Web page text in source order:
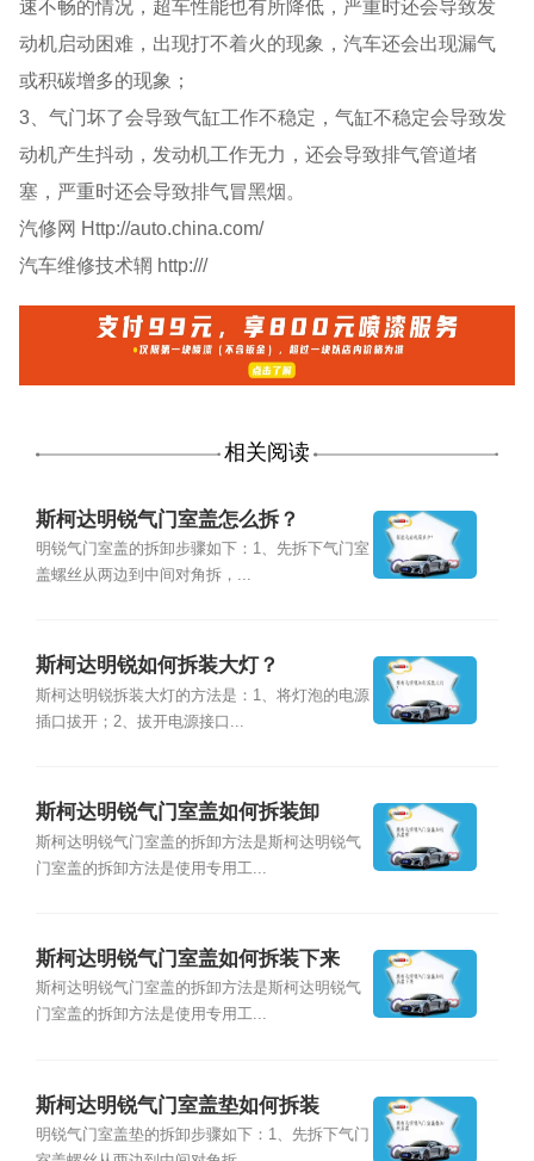
速不畅的情况，超车性能也有所降低，严重时还会导致发
动机启动困难，出现打不着火的现象，汽车还会出现漏气
或积碳增多的现象；
3、气门坏了会导致气缸工作不稳定，气缸不稳定会导致发
动机产生抖动，发动机工作无力，还会导致排气管道堵
塞，严重时还会导致排气冒黑烟。
汽修网 Http://auto.china.com/
汽车维修技术辋 http:///
相关阅读
斯柯达明锐气门室盖怎么拆？
明锐气门室盖的拆卸步骤如下：1、先拆下气门室
盖螺丝从两边到中间对角拆，...
斯柯达明锐如何拆装大灯？
斯柯达明锐拆装大灯的方法是：1、将灯泡的电源
插口拔开；2、拔开电源接口...
斯柯达明锐气门室盖如何拆装卸
斯柯达明锐气门室盖的拆卸方法是斯柯达明锐气
门室盖的拆卸方法是使用专用工...
斯柯达明锐气门室盖如何拆装下来
斯柯达明锐气门室盖的拆卸方法是斯柯达明锐气
门室盖的拆卸方法是使用专用工...
斯柯达明锐气门室盖垫如何拆装
明锐气门室盖垫的拆卸步骤如下：1、先拆下气门